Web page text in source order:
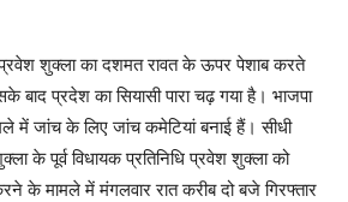
प्रवेश शुक्ला का दशमत रावत के ऊपर पेशाब करते
बाद प्रदेश का सियासी पारा चढ़ गया है। भाजपा
में जांच के लिए जांच कमेटियां बनाई हैं। सीधी
के पूर्व विधायक प्रतिनिधि प्रवेश शुक्ला को
के मामले में मंगलवार रात करीब दो बजे गिरफ्तार